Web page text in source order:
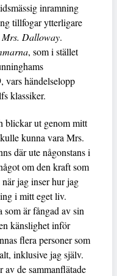
inramning
tillfogar ytterligare
Mrs. Dalloway.
, som i stället
vars händelselopp
klassiker.
blickar ut genom mitt
kunna vara Mrs.
där ute någonstans i
om den kraft som
jag inser hur jag
i mitt eget liv.
som är fångad av sin
känslighet inför
flera personer som
inklusive jag själv.
av de sammanflätade